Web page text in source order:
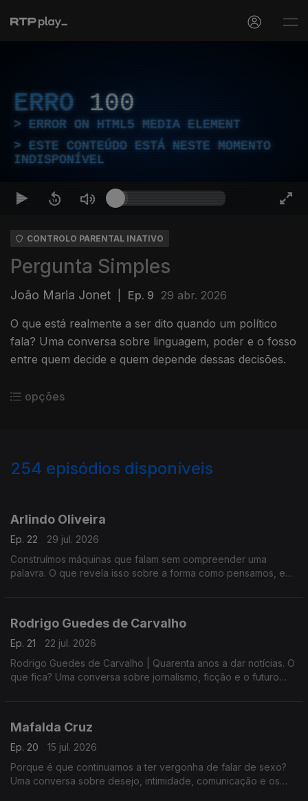
ERRO 100
ERROR ON HTML5 MEDIA ELEMENT
ESTE CONTEÚDO ESTÁ NESTE MOMENTO
INDISPONÍVEL
CONTROLO PARENTAL INATIVO
Pergunta Simples
João Maria Jonet Ep. 9 29 abr. 2026
O que está realmente a ser dito quando um político
fala? Uma conversa sobre linguagem, poder e o fosso
entre quem decide e quem depende dessas decisões.
opções
254 episódios disponíveis
Arlindo Oliveira
Ep. 22
29 jul. 2026
Construímos máquinas que falam sem compreender uma
palavra. O que revela isso sobre a forma como pensamos, e
Rodrigo Guedes de Carvalho
Ep. 21
22 jul. 2026
Rodrigo Guedes de Carvalho | Quarenta anos a dar notícias. O
que fica? Uma conversa sobre jornalismo, ficção e o futuro
Mafalda Cruz
Ep. 20
15 jul. 2026
Porque é que continuamos a ter vergonha de falar de sexo?
Uma conversa sobre desejo, intimidade, comunicação e os